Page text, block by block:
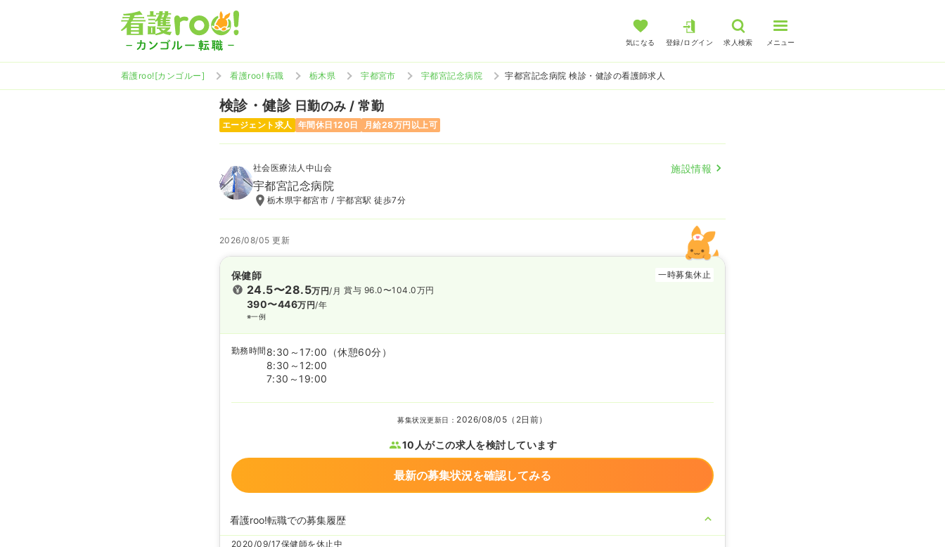
気になる 登録/ログイン 求人検索 メニュー
看護roo![カンゴルー] 看護roo! 転職 栃木県 宇都宮市 宇都宮記念病院 宇都宮記念病院 検診・健診の看護師求人
検診・健診日勤のみ / 常勤
エージェント求人 年間休日120日 月給28万円以上可
社会医療法人中山会 施設情報
宇都宮記念病院
栃木県宇都宮市 / 宇都宮駅 徒歩7分
2026/08/05 更新
保健師 一時募集休止
24.5〜28.5万円/月
390〜446万円/年
※一例
賞与 96.0〜104.0万円
勤務時間 8:30～17:00
（休憩60分）
8:30～12:00
7:30～19:00
募集状況更新日： 2026/08/05（2日前）
10人がこの求人を検討しています
最新の募集状況を確認してみる
看護roo!転職での募集履歴
2020/09/17保健師を休止中